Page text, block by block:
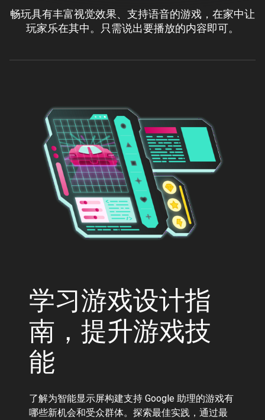
畅玩具有丰富视觉效果、支持语音的游戏，在家中让
玩家乐在其中。只需说出要播放的内容即可。
学习游戏设计指
南，提升游戏技
能
了解为智能显示屏构建支持 Google 助理的游戏有
哪些新机会和受众群体。探索最佳实践，通过最